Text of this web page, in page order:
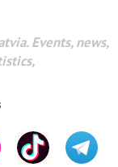
Events, news,